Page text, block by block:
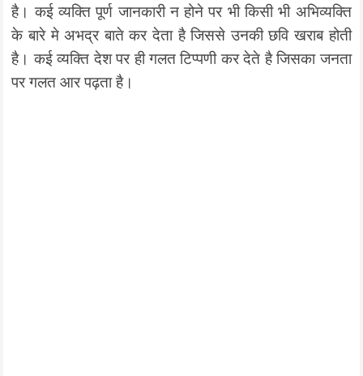
है। कई व्यक्ति पूर्ण जानकारी न होने पर भी किसी भी अभिव्यक्ति
के बारे मे अभद्र बाते कर देता है जिससे उनकी छवि खराब होती
है। कई व्यक्ति देश पर ही गलत टिप्पणी कर देते है जिसका जनता
पर गलत आर पढ़ता है।